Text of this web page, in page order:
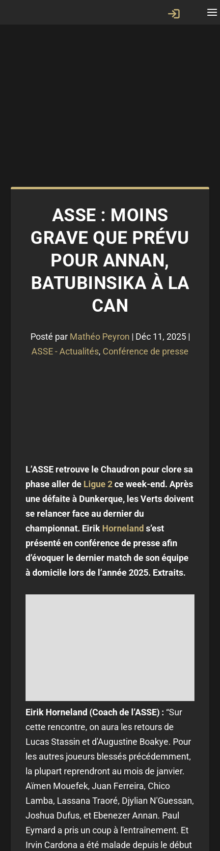
ASSE : MOINS
GRAVE QUE PRÉVU
POUR ANNAN,
BATUBINSIKA À LA
CAN
Posté par Mathéo Peyron | Déc 11, 2025|
ASSE - Actualités, Conférence de presse
L’ASSE retrouve le Chaudron pour clore sa
phase aller de Ligue 2ce week-end. Après
une défaite à Dunkerque, les Verts doivent
se relancer face au dernier du
championnat. Eirik Hornelands’est
présenté en conférence de presse afin
d’évoquer le dernier match de son équipe
à domicile lors de l’année 2025. Extraits.
Eirik Horneland (Coach de l’ASSE) : “Sur
cette rencontre, on aura les retours de
Lucas Stassin et d'Augustine Boakye. Pour
les autres joueurs blessés précédemment,
la plupart reprendront au mois de janvier.
Aïmen Mouefek, Juan Ferreira, Chico
Lamba, Lassana Traoré, Djylian N'Guessan,
Joshua Dufus, et Ebenezer Annan. Paul
Eymard a pris un coup à l'entraînement. Et
Irvin Cardona a été malade depuis le début